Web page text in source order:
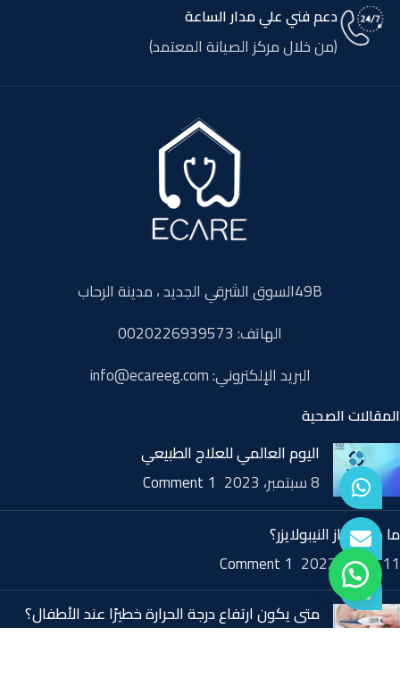
دعم فني علي مدار الساعة
(من خلال مركز الصيانة المعتمد)
49Bالسوق الشرقي الجديد ، مدينة الرحاب
الهاتف: 0020226939573
البريد الإلكتروني: info@ecareeg.com
المقالات الصحية
اليوم العالمي للعلاج الطبيعي
8 سبتمبر، 2023
1 Comment
ما هو جهاز النيبولايزر؟
11 أكتوبر، 2022
1 Comment
متى يكون ارتفاع درجة الحرارة خطيرًا عند الأطفال؟